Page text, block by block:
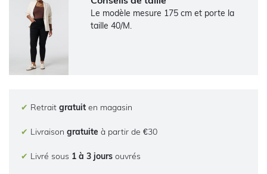
Le modèle mesure 175 cm et porte la
taille 40/M.
✔ Retrait gratuit en magasin
✔ Livraison gratuite à partir de €30
✔ Livré sous 1 à 3 jours ouvrés